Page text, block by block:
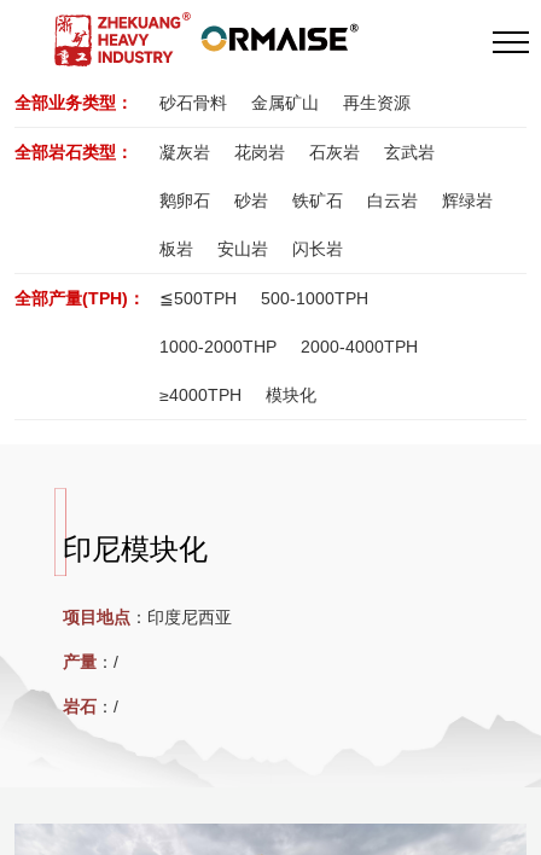
全部业务类型： 砂石骨料 金属矿山 再生资源
全部岩石类型： 凝灰岩 花岗岩 石灰岩 玄武岩
鹅卵石 砂岩 铁矿石 白云岩 辉绿岩
板岩 安山岩 闪长岩
全部产量(TPH)： ≦500TPH 500-1000TPH
1000-2000THP 2000-4000TPH
≥4000TPH 模块化
印尼模块化
项目地点 ： 印度尼西亚
产量 ： /
岩石 ： /